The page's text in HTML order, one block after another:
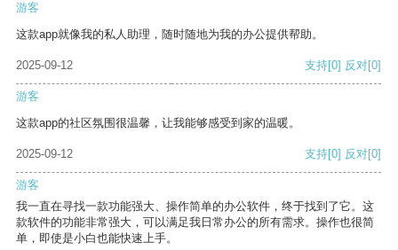
游客
这款app就像我的私人助理，随时随地为我的办公提供帮助。
2025-09-12 支持[0] 反对[0]
游客
这款app的社区氛围很温馨，让我能够感受到家的温暖。
2025-09-12 支持[0] 反对[0]
游客
我一直在寻找一款功能强大、操作简单的办公软件，终于找到了它。这
款软件的功能非常强大，可以满足我日常办公的所有需求。操作也很简
单，即使是小白也能快速上手。